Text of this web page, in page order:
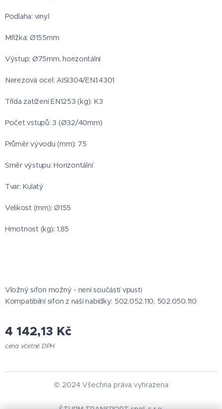
Podlaha: vinyl
Mřížka: Ø155mm
Výstup: Ø75mm, horizontální
Nerezová ocel: AISI304/EN1.4301
Třída zatížení EN1253 (kg): K3
Počet vstupů: 3 (Ø32/40mm)
Průměr vývodu (mm): 75
Směr výstupu: Horizontální
Tvar: Kulatý
Velikost (mm): Ø155
Hmotnost (kg): 1,85
Vložný sifon možný - není součástí vpusti
Kompatibilní sifon z naší nabídky: 502.052.110, 502.050.110
4 142,13 Kč
cena včetně DPH
© 2024 Všechna práva vyhrazena